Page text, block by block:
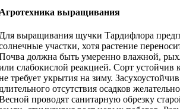
выращивания
выращивания щучки Тардифлора
участки, хотя растение
должна быть умеренно влажной,
слабокислой реакцией. Сорт устойчив
требует укрытия на зиму.
отсутствия осадков
проводят санитарную обрезку